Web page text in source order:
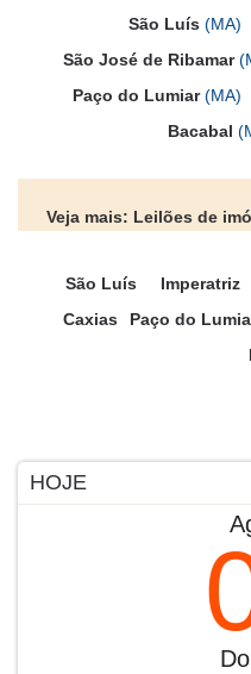
São Luís (MA)
São José de Ribamar
Paço do Lumiar(MA)
Bacabal
Veja mais: Leilões de
São Luís Imperatriz
Caxias
Paço do
HOJE